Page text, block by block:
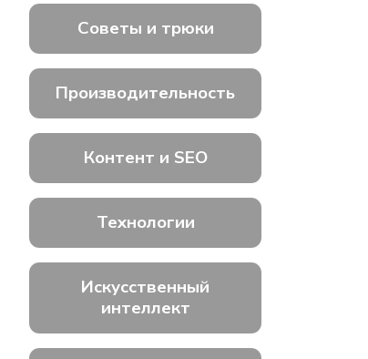
Советы и трюки
Производительность
Контент и SEO
Технологии
Искусственный
интеллект